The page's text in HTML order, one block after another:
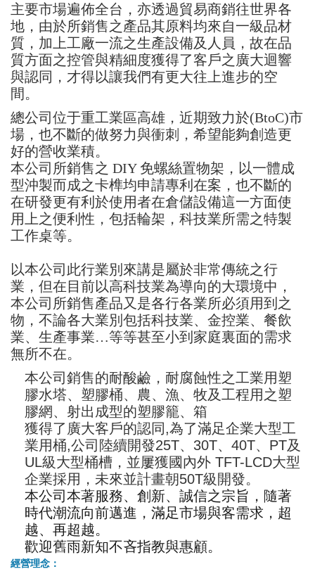
主要市場遍佈全台，亦透過貿易商銷往世界各
地，由於所銷售之產品其原料均來自一級品材
質，加上工廠一流之生產設備及人員，故在品
質方面之控管與精細度獲得了客戶之廣大迴響
與認同，才得以讓我們有更大往上進步的空
間。
總公司位于重工業區高雄，近期致力於(BtoC)市
場，也不斷的做努力與衝刺，希望能夠創造更
好的營收業積。
本公司所銷售之 DIY 免螺絲置物架，以一體成
型沖製而成之卡榫均申請專利在案，也不斷的
在研發更有利於使用者在倉儲設備這一方面使
用上之便利性，包括輪架，科技業所需之特製
工作桌等。
以本公司此行業別來講是屬於非常傳統之行
業，但在目前以高科技業為導向的大環境中，
本公司所銷售產品又是各行各業所必須用到之
物，不論各大業別包括科技業、金控業、餐飲
業、生產事業…等等甚至小到家庭裏面的需求
無所不在。
本公司銷售的耐酸鹼，耐腐蝕性之工業用塑
膠水塔、塑膠桶、 農、漁、牧及工程用之塑
膠網、射出成型的塑膠籠、箱
獲得了廣大客戶的認同,為了滿足企業大型工
業用桶,公司陸續開發25T、30T、40T、PT及
UL級大型桶槽，並屢獲國內外 TFT-LCD大型
企業採用，未來並計畫朝50T級開發。
本公司本著服務、創新、誠信之宗旨，隨著
時代潮流向前邁進，滿足市場與客需求，超
越、再超越。
歡迎舊雨新知不吝指教與惠顧。
經營理念：